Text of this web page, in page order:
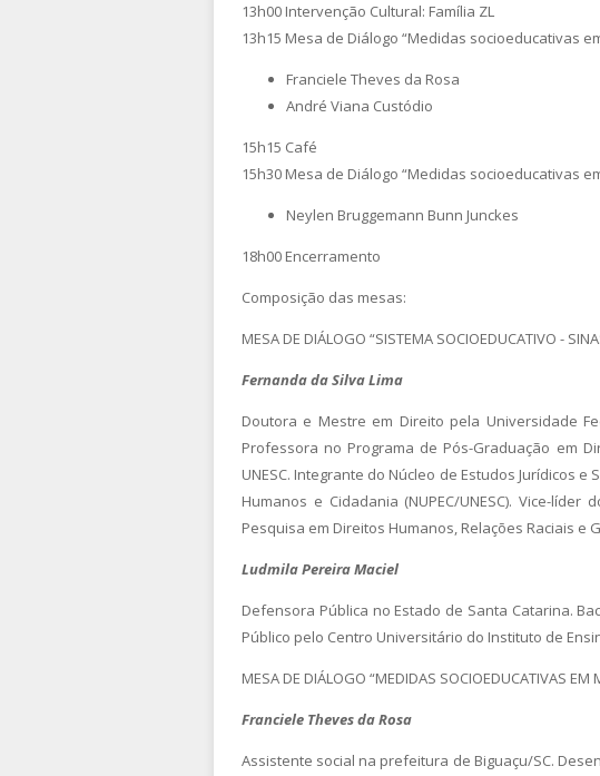
13h00 Intervenção Cultural: Família ZL
13h15 Mesa de Diálogo “Medidas socioeducativas
Franciele Theves da Rosa
André Viana Custódio
15h15 Café
15h30 Mesa de Diálogo “Medidas socioeducativas
Neylen Bruggemann Bunn Junckes
18h00 Encerramento
Composição das mesas:
MESA DE DIÁLOGO “SISTEMA SOCIOEDUCATIVO -
Fernanda da Silva Lima
Doutora e Mestre em Direito pela Universidade
Professora no Programa de Pós-Graduação em
UNESC. Integrante do Núcleo de Estudos Jurídicos e
Humanos e Cidadania (NUPEC/UNESC). Vice-
Pesquisa em Direitos Humanos, Relações Raciais e
Ludmila Pereira Maciel
Defensora Pública no Estado de Santa Catarina.
Público pelo Centro Universitário do Instituto de
MESA DE DIÁLOGO “MEDIDAS SOCIOEDUCATIVAS EM
Franciele Theves da Rosa
Assistente social na prefeitura de Biguaçu/SC.